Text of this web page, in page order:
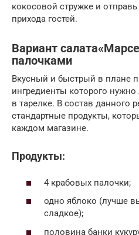
кокосовой стружке и
прихода гостей.
Вариант
палочками
Вкусный и быстрый в плане
ингредиенты которого
в тарелке. В состав данного
стандартные продукты,
каждом магазине.
Продукты:
4 крабовых палочки;
одно яблоко (лучше
сладкое);
половина банки